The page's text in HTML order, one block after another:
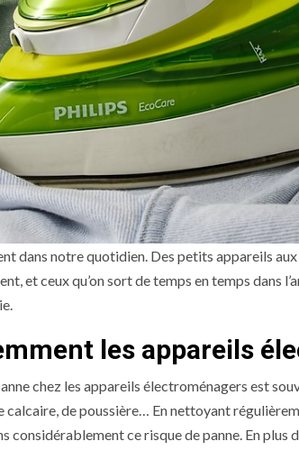
dans notre quotidien. Des petits appareils
et ceux qu’on sort de temps en temps dans
les appareils
chez les appareils électroménagers est
calcaire, de poussière… En nettoyant
considérablement ce risque de panne. En plus